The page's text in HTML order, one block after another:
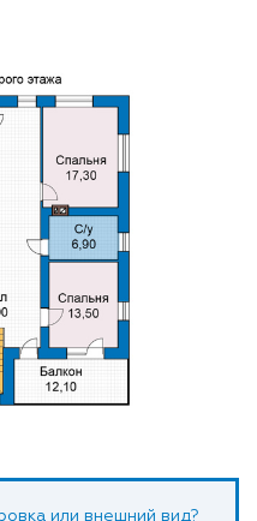
или внешний вид?